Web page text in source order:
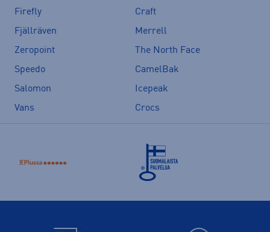
Firefly
Craft
Fjällräven
Merrell
Zeropoint
The North Face
Speedo
CamelBak
Salomon
Icepeak
Vans
Crocs